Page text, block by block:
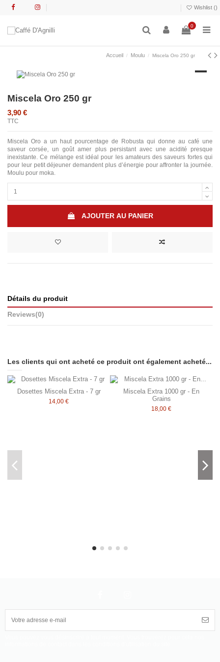
Wishlist ()
0
Accueil Moulu Miscela Oro 250 gr
Miscela Oro 250 gr
3,90 €
TTC
Miscela Oro a un haut pourcentage de Robusta qui donne au café une
saveur corsée, un goût amer plus persistant avec une acidité presque
inexistante. Ce mélange est idéal pour les amateurs des saveurs fortes qui
pour leur petit déjeuner demandent plus d’énergie pour affronter la journée.
Moulu pour moka.
AJOUTER AU PANIER
Détails du produit
Reviews(0)
Les clients qui ont acheté ce produit ont également acheté...
Dosettes Miscela Extra - 7 gr
14,00 €
Miscela Extra 1000 gr - En
Grains
18,00 €